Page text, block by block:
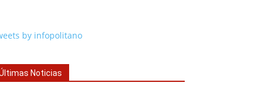
by infopolitano
Noticias